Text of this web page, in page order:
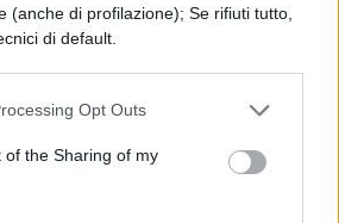
(anche di profilazione); Se rifiuti tutto,
di default.
Opt Outs
of the Sharing of my
Scuola primaria 2031,
50mila iscritti in meno:
l'effetto del crollo
demografico